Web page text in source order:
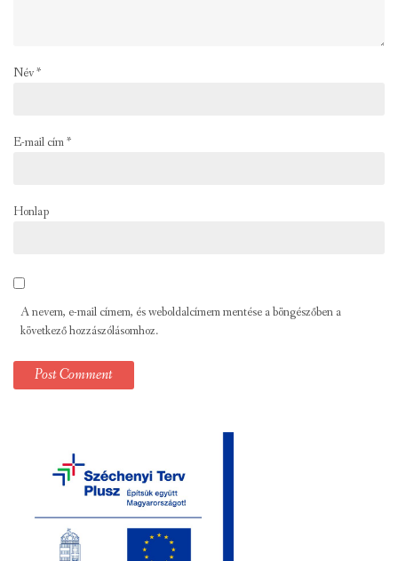
Név*
E-mail cím*
Honlap
A nevem, e-mail címem, és weboldalcímem mentése a böngészőben a
következő hozzászólásomhoz.